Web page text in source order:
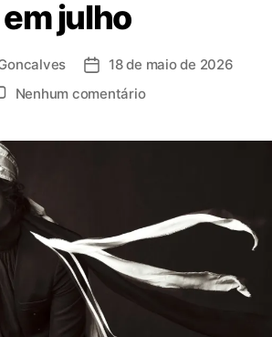
a
em julho
D
d
l
c
a
ç
18 de maio de 2026
Nenhum comentárioe
,
a